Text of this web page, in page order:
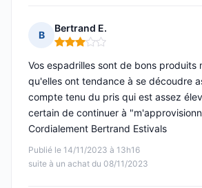
B
Bertrand E.
Note : 3 sur 5
Publié le 14/11/2023 à 13h16
suite à un achat du 08/11/2023
Vos espadrilles sont de bons produits
qu'elles ont tendance à se découdre
compte tenu du pris qui est assez
certain de continuer à
Cordialement Bertrand Estivals